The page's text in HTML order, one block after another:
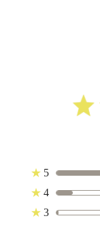
★ 5
★ 4
★ 3